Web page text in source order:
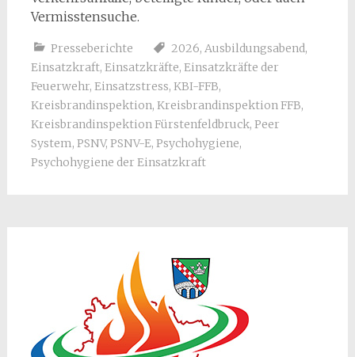
Vermisstensuche.
Presseberichte 2026, Ausbildungsabend,
Einsatzkraft, Einsatzkräfte, Einsatzkräfte der
Feuerwehr, Einsatzstress, KBI-FFB,
Kreisbrandinspektion, Kreisbrandinspektion FFB,
Kreisbrandinspektion Fürstenfeldbruck, Peer
System, PSNV,PSNV-E, Psychohygiene,
Psychohygiene der Einsatzkraft